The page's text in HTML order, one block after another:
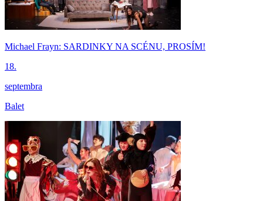
Michael Frayn: SARDINKY NA SCÉNU, PROSÍM!
18.
septembra
Balet